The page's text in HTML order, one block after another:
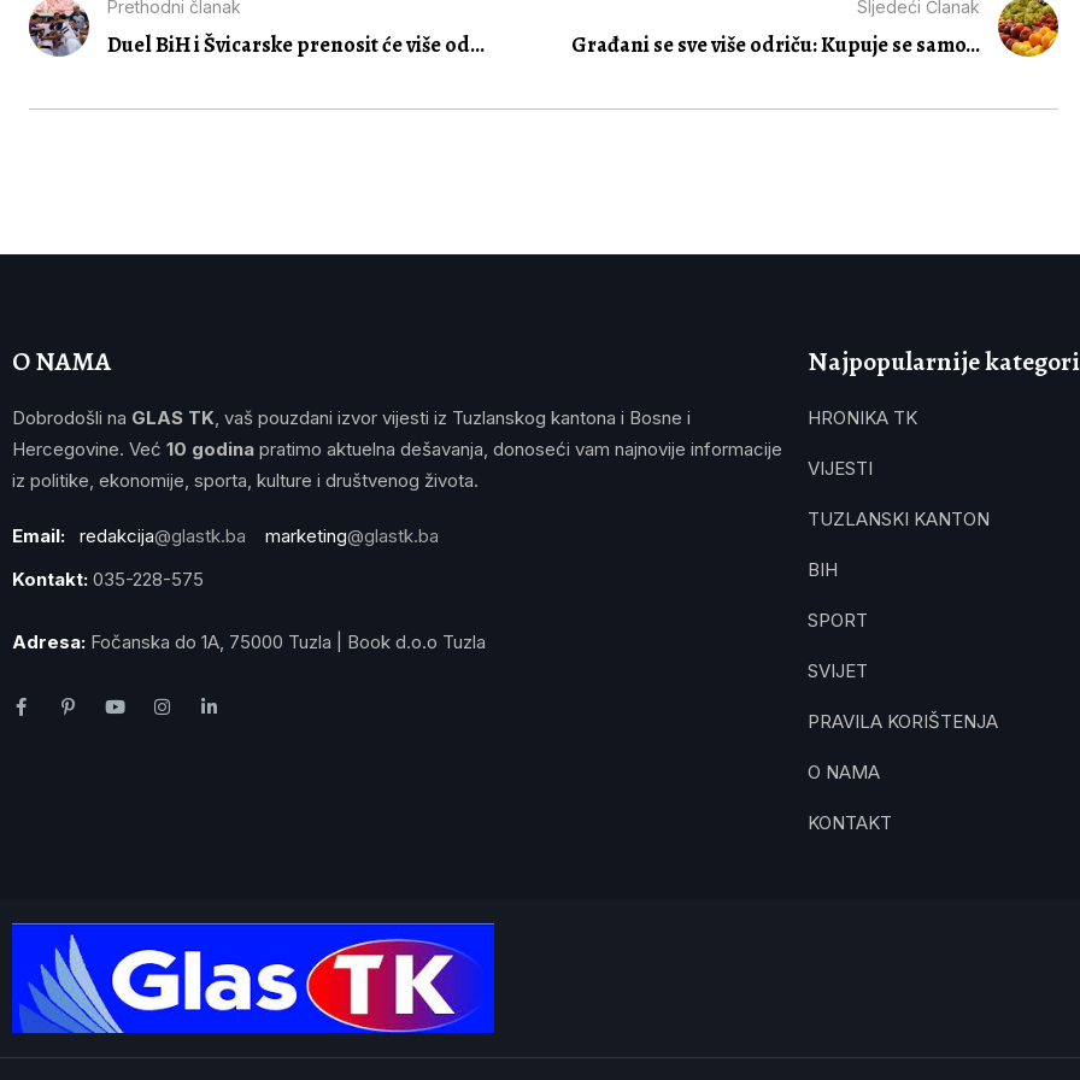
Prethodni članak
Duel BiH i Švicarske prenosit će više od...
Sljedeći Članak
Građani se sve više odriču: Kupuje se samo...
O NAMA
Dobrodošli na GLAS TK, vaš pouzdani izvor vijesti iz Tuzlanskog kantona i Bosne i
Hercegovine. Već 10 godina pratimo aktuelna dešavanja, donoseći vam najnovije informacije
iz politike, ekonomije, sporta, kulture i društvenog života.
Email: redakcija@glastk.ba marketing@glastk.ba
Kontakt: 035-228-575
Adresa: Fočanska do 1A, 75000 Tuzla | Book d.o.o Tuzla
Najpopularnije
HRONIKA TK
VIJESTI
TUZLANSKI KANTON
BIH
SPORT
SVIJET
PRAVILA KORIŠTENJA
O NAMA
KONTAKT